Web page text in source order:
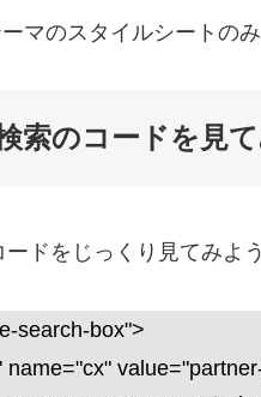
マのスタイルシートのみ
索のコードを見て
ドをじっくり見てみよう
search-box">